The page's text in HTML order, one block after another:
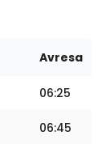
Avresa
06:25
06:45